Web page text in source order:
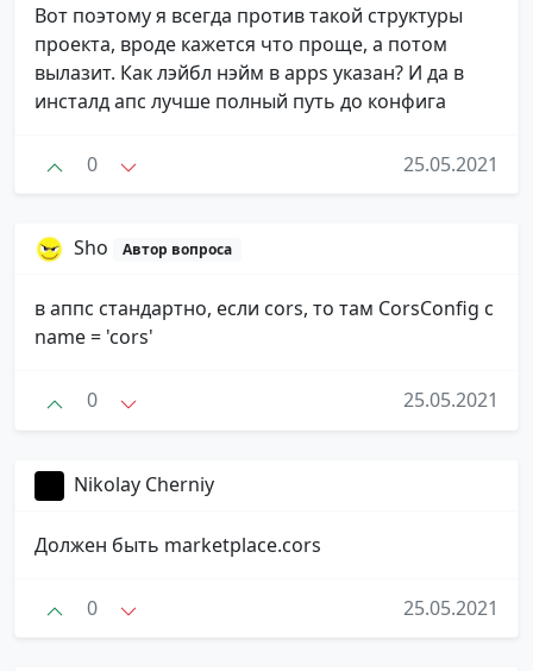
Вот поэтому я всегда против такой структуры
проекта, вроде кажется что проще, а потом
вылазит. Как лэйбл нэйм в apps указан? И да в
инсталд апс лучше полный путь до конфига
0 25.05.2021
Sho Автор вопроса
в аппс стандартно, если cors, то там CorsConfig с
name = 'cors'
0 25.05.2021
Nikolay Cherniy
Должен быть marketplace.cors
0 25.05.2021